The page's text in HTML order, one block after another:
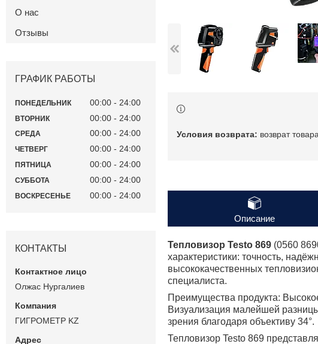
возврат
Описание
Тепловизор Testo 869 (0560
характеристики: точность,
высококачественных
специалиста.
Преимущества продукта:
Визуализация малейшей
зрения благодаря объективу 34°.
Тепловизор Testo 869
О нас
Отзывы
ГРАФИК РАБОТЫ
ПОНЕДЕЛЬНИК 00:00 24:00
ВТОРНИК 00:00 24:00
СРЕДА 00:00 24:00
ЧЕТВЕРГ 00:00 24:00
ПЯТНИЦА 00:00 24:00
СУББОТА 00:00 24:00
ВОСКРЕСЕНЬЕ 00:00 24:00
КОНТАКТЫ
Олжас Нургалиев
ГИГРОМЕТР KZ